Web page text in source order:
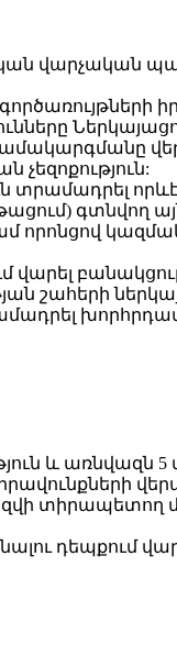
վարչական
չեզոքություն:
որևէ
գտնվող
որոնցով
վարել
շահերի
և
դեպքում